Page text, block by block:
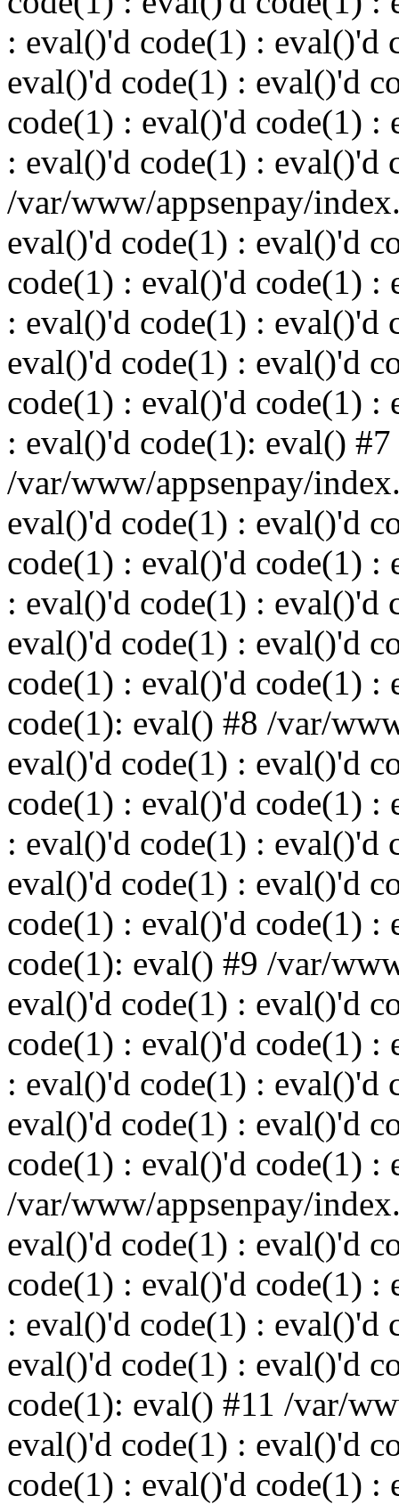
: eval()'d code(1) : eval()'d
eval()'d code(1) : eval()'d
code(1) : eval()'d code(1) :
: eval()'d code(1) : eval()'d
/var/www/appsenpay/
eval()'d code(1) : eval()'d
code(1) : eval()'d code(1) :
: eval()'d code(1) : eval()'d
eval()'d code(1) : eval()'d
code(1) : eval()'d code(1) :
: eval()'d code(1): eval() #7
/var/www/appsenpay/
eval()'d code(1) : eval()'d
code(1) : eval()'d code(1) :
: eval()'d code(1) : eval()'d
eval()'d code(1) : eval()'d
code(1) : eval()'d code(1) :
code(1): eval() #8 /var/
eval()'d code(1) : eval()'d
code(1) : eval()'d code(1) :
: eval()'d code(1) : eval()'d
eval()'d code(1) : eval()'d
code(1) : eval()'d code(1) :
code(1): eval() #9 /var/
eval()'d code(1) : eval()'d
code(1) : eval()'d code(1) :
: eval()'d code(1) : eval()'d
eval()'d code(1) : eval()'d
code(1) : eval()'d code(1) :
/var/www/appsenpay/
eval()'d code(1) : eval()'d
code(1) : eval()'d code(1) :
: eval()'d code(1) : eval()'d
eval()'d code(1) : eval()'d
code(1): eval() #11 /var/
eval()'d code(1) : eval()'d
code(1) : eval()'d code(1) :